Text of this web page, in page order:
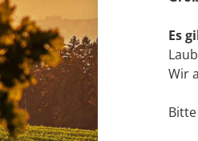
Es
Wir